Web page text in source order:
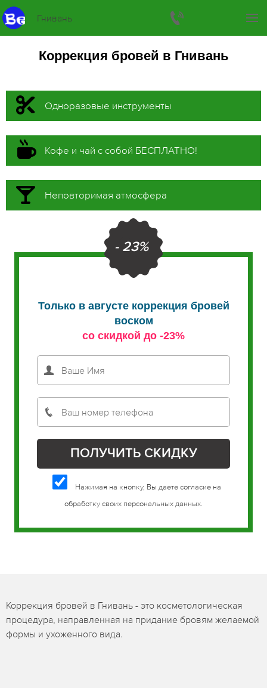
Гнивань
Коррекция бровей в Гнивань
Одноразовые инструменты
Кофе и чай с собой БЕСПЛАТНО!
Неповторимая атмосфера
- 23%
Только в августе коррекция бровей
воском
со скидкой до -23%
Нажимая на кнопку, Вы даете согласие на
обработку своих персональных данных.
Коррекция бровей в Гнивань - это косметологическая
процедура, направленная на придание бровям желаемой
формы и ухоженного вида.